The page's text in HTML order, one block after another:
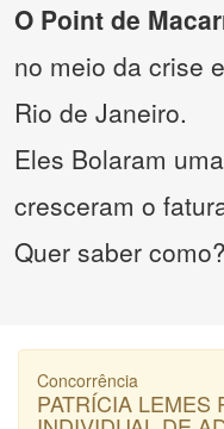
O Point de
no meio da crise
Rio de Janeiro.
Eles Bolaram
cresceram o
Quer saber
Concorrência
PATRÍCIA LEMES